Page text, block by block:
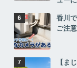
香川
ご注
【ま